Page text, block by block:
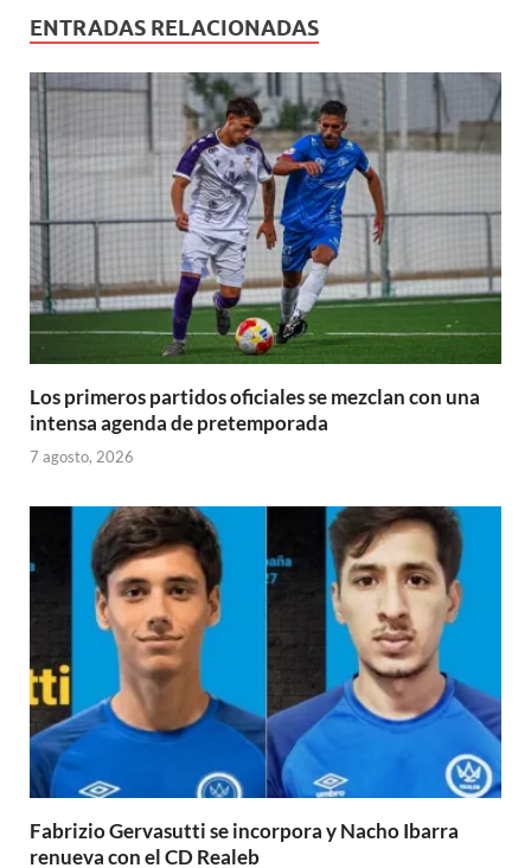
ENTRADAS RELACIONADAS
Los primeros partidos oficiales se mezclan con una
intensa agenda de pretemporada
7 agosto, 2026
Fabrizio Gervasutti se incorpora y Nacho Ibarra
renueva con el CD Realeb